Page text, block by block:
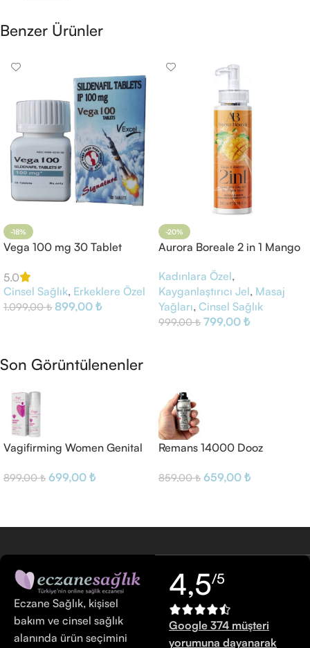
Benzer Ürünler
-18%
Vega 100 mg 30 Tablet
5.0
Cinsel Sağlık, Erkeklere Özel
1.099,00₺ 899,00 ₺
-20%
Aurora Boreale 2 in 1 Mango
Kayganlaştırıcı Jel
Kadınlara Özel,
Kayganlaştırıcı Jel, Masaj
Yağları, Cinsel Sağlık
999,00₺ 799,00 ₺
Son Görüntülenenler
Vagifirming Women Genital
899,00₺ 699,00 ₺
Remans 14000 Dooz
859,00₺ 659,00 ₺
Eczane Sağlık, kişisel
bakım ve cinsel sağlık
alanında ürün seçimini
4,5/5
Google 374 müşteri
yorumuna dayanarak